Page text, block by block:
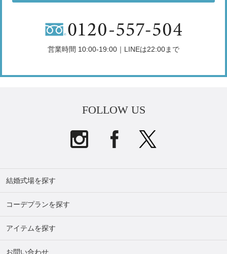
営業時間 10:00-19:00｜LINEは22:00まで
FOLLOW US
結婚式場を探す
コーデプランを探す
アイテムを探す
お問い合わせ